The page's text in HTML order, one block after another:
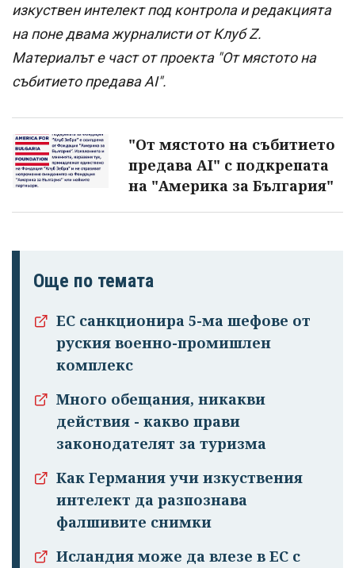
изкуствен интелект под контрола и редакцията
на поне двама журналисти от Клуб Z.
Материалът е част от проекта "От мястото на
събитието предава AI".
"От мястото на събитието
предава AI" с подкрепата
на "Америка за България"
Още по темата
ЕС санкционира 5-ма шефове от
руския военно-промишлен
комплекс
Много обещания, никакви
действия - какво прави
законодателят за туризма
Как Германия учи изкуствения
интелект да разпознава
фалшивите снимки
Исландия може да влезе в ЕС с